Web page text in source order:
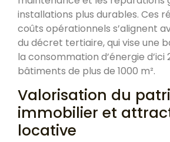
installations plus durables. Ces
coûts opérationnels s’alignent
du décret tertiaire, qui vise une
la consommation d’énergie d’ici
bâtiments de plus de 1000 m².
Valorisation du
immobilier et
locative